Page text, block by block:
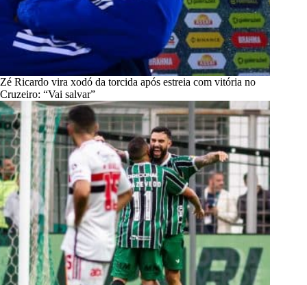
Zé Ricardo vira xodó da torcida após estreia com vitória no
Cruzeiro: “Vai salvar”